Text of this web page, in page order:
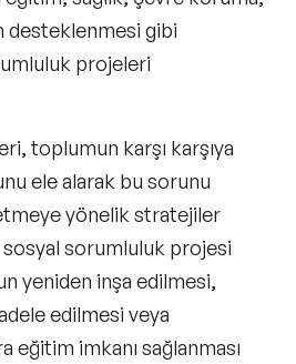
desteklenmesi gibi
projeleri
toplumun karşı karşıya
ele alarak bu sorunu
yönelik stratejiler
sorumluluk projesi
yeniden inşa edilmesi,
edilmesi veya
eğitim imkanı sağlanması